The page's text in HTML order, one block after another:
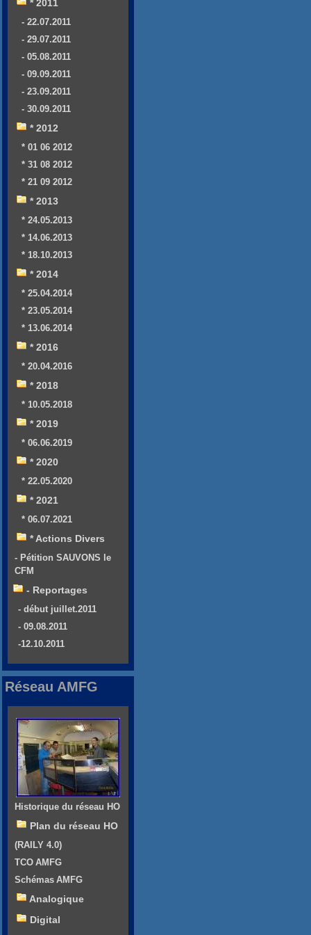
* 2011
- 22.07.2011
- 29.07.2011
- 05.08.2011
- 09.09.2011
- 23.09.2011
- 30.09.2011
* 2012
* 01 06 2012
* 31 08 2012
* 21 09 2012
* 2013
* 24.05.2013
* 14.06.2013
* 18.10.2013
* 2014
* 25.04.2014
* 23.05.2014
* 13.06.2014
* 2016
* 20.04.2016
* 2018
* 10.05.2018
* 2019
* 06.06.2019
* 2020
* 22.05.2020
* 2021
* 06.07.2021
* Actions Divers
- Pétition SAUVONS le
CFM
- Reportages
- début juillet.2011
- 09.08.2011
-12.10.2011
Réseau AMFG
Historique du réseau HO
Plan du réseau HO
(RAILY 4.0)
TCO AMFG
Schémas AMFG
Analogique
Digital